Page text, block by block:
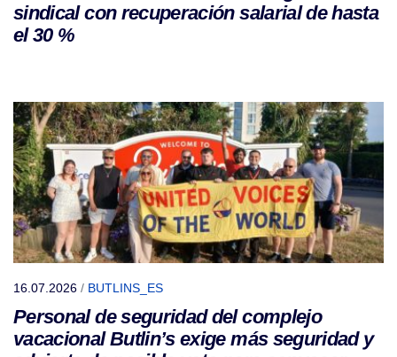
sindical con recuperación salarial de hasta
el 30 %
16.07.2026 / BUTLINS_ES
Personal de seguridad del complejo
vacacional Butlin’s exige más seguridad y